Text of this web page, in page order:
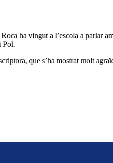
ha vingut a l’escola a parlar
Pol.
que s’ha mostrat molt